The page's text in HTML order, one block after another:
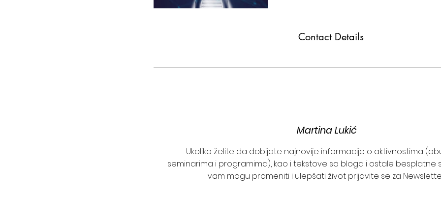
Contact Details
Martina Lukić
Ukoliko želite da dobijate najnovije informacije o aktivnostima
seminarima i programima), kao i tekstove sa bloga i ostale besplatne
vam mogu promeniti i ulepšati život prijavite se za